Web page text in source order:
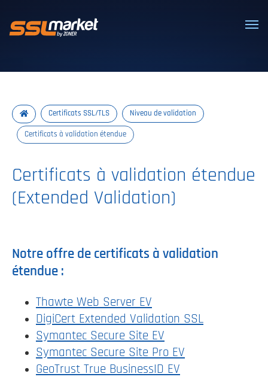
Certificats SSL/TLS de confiance
Certificats SSL/TLS Niveau de validation
Certificats à validation étendue
Certificats à validation étendue
(Extended Validation)
Notre offre de certificats à validation
étendue :
Thawte Web Server EV
DigiCert Extended Validation SSL
Symantec Secure Site EV
Symantec Secure Site Pro EV
GeoTrust True BusinessID EV